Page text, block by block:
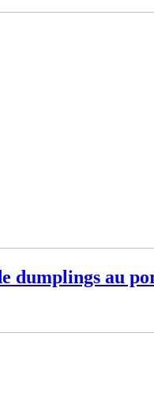
dumplings au